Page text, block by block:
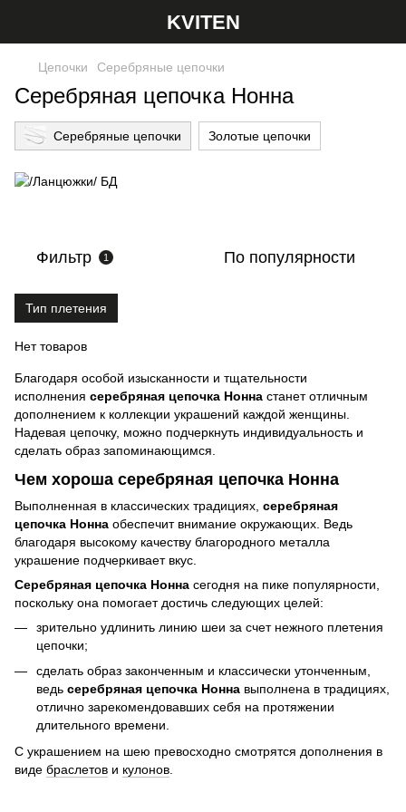
KVITEN
Цепочки Серебряные цепочки
Серебряная цепочка Нонна
Серебряные цепочки Золотые цепочки
Фильтр 1 По популярности
Тип плетения
Нет товаров
Благодаря особой изысканности и тщательности
исполнения серебряная цепочка Нонна станет отличным
дополнением к коллекции украшений каждой женщины.
Надевая цепочку, можно подчеркнуть индивидуальность и
сделать образ запоминающимся.
Чем хороша серебряная цепочка Нонна
Выполненная в классических традициях, серебряная
цепочка Нонна обеспечит внимание окружающих. Ведь
благодаря высокому качеству благородного металла
украшение подчеркивает вкус.
Серебряная цепочка Нонна сегодня на пике популярности,
поскольку она помогает достичь следующих целей:
зрительно удлинить линию шеи за счет нежного плетения
цепочки;
сделать образ законченным и классически утонченным,
ведь серебряная цепочка Нонна выполнена в традициях,
отлично зарекомендовавших себя на протяжении
длительного времени.
С украшением на шею превосходно смотрятся дополнения в
виде браслетов и кулонов